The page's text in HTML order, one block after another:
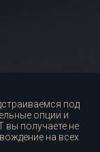
под
опции и
вы получаете не
на всех